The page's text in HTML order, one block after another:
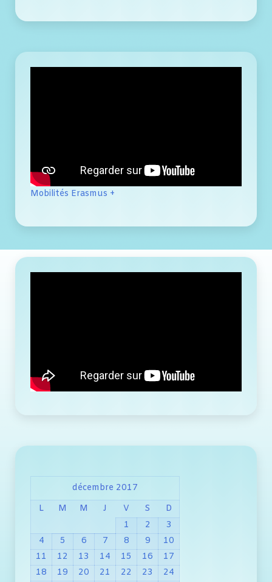
Mobilités Erasmus +
décembre 2017
L
M M J V S
D
1
2
3
4
5 6 7 8 9
10
11
12 13 14 15 16
17
18
19 20 21 22 23
24